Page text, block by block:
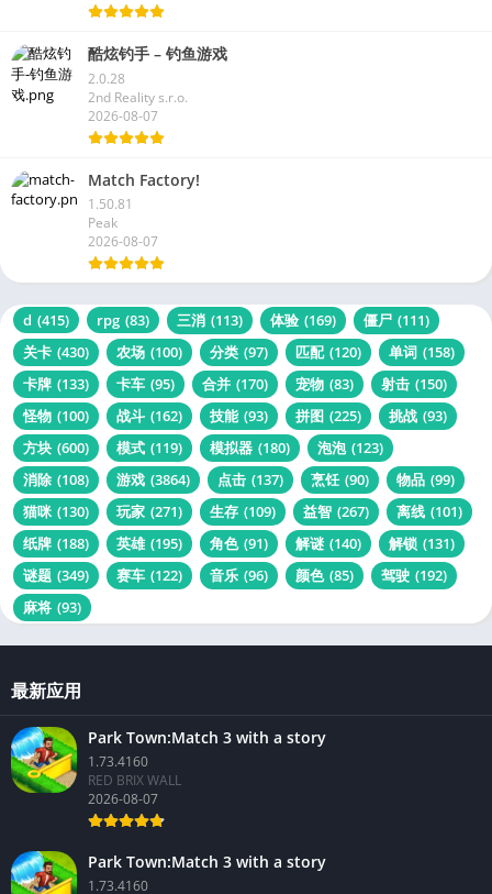
酷炫钓手 – 钓鱼游戏
2.0.28
2nd Reality s.r.o.
2026-08-07
Match Factory!
1.50.81
Peak
2026-08-07
d (415) rpg (83) 三消 (113) 体验 (169) 僵尸 (111)
关卡 (430) 农场 (100) 分类 (97) 匹配 (120) 单词 (158)
卡牌 (133) 卡车 (95) 合并 (170) 宠物 (83) 射击 (150)
怪物 (100) 战斗 (162) 技能 (93) 拼图 (225) 挑战 (93)
方块 (600) 模式 (119) 模拟器 (180) 泡泡 (123)
消除 (108) 游戏 (3864) 点击 (137) 烹饪 (90) 物品 (99)
猫咪 (130) 玩家 (271) 生存 (109) 益智 (267) 离线 (101)
纸牌 (188) 英雄 (195) 角色 (91) 解谜 (140) 解锁 (131)
谜题 (349) 赛车 (122) 音乐 (96) 颜色 (85) 驾驶 (192)
麻将 (93)
最新应用
Park Town:Match 3 with a story
1.73.4160
RED BRIX WALL
2026-08-07
Park Town:Match 3 with a story
1.73.4160